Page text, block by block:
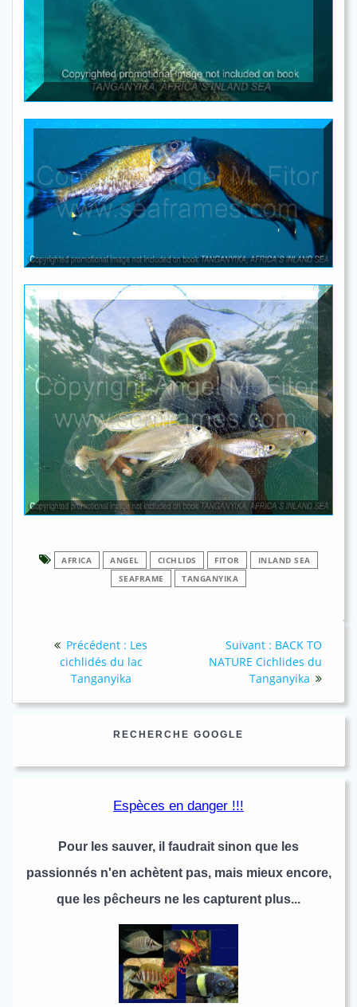
AFRICA ANGEL CICHLIDS FITOR
INLAND SEA
SEAFRAME
TANGANYIKA
l’article
Précédent : Article
précédent
:
Les
cichlidés du lac
Tanganyika
Suivant : Article
suivant
:
BACK TO
NATURE Cichlides du
Tanganyika
RECHERCHE GOOGLE
Espèces en danger !!!
Pour les sauver, il faudrait sinon que les
passionnés n'en achètent pas, mais mieux encore,
que les pêcheurs ne les capturent plus...